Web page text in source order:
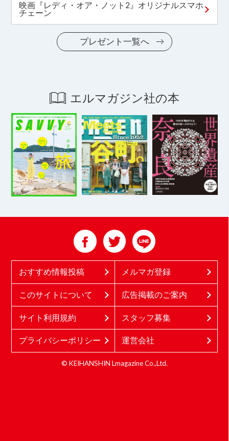
映画『レディ・オア・ノット2』オリジナルスマホ
チェーン
プレゼント一覧へ
エルマガジン社の本
おすすめ情報投稿 メルマガ登録
このサイトについて 広告掲載のご案内
サイト利用規約 スタッフ募集
プライバシーポリシー 運営会社
© KEIHANSHIN Lmagazine Co.,Ltd.